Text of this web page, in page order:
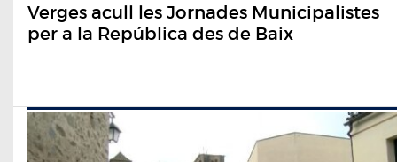
Verges acull les Jornades Municipalistes
per a la República des de Baix